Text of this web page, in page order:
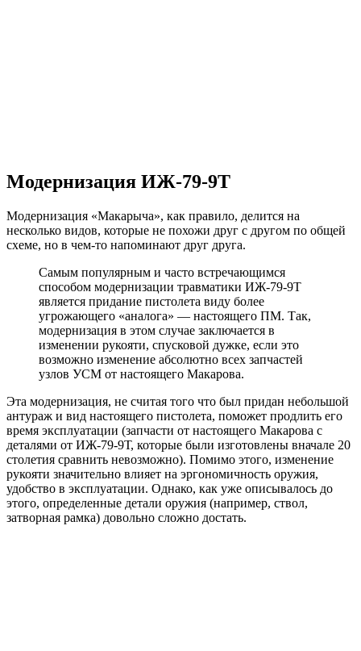
Модернизация ИЖ-79-9Т
Модернизация «Макарыча», как правило, делится на
несколько видов, которые не похожи друг с другом по общей
схеме, но в чем-то напоминают друг друга.
Самым популярным и часто встречающимся
способом модернизации травматики ИЖ-79-9Т
является придание пистолета виду более
угрожающего «аналога» — настоящего ПМ. Так,
модернизация в этом случае заключается в
изменении рукояти, спусковой дужке, если это
возможно изменение абсолютно всех запчастей
узлов УСМ от настоящего Макарова.
Эта модернизация, не считая того что был придан небольшой
антураж и вид настоящего пистолета, поможет продлить его
время эксплуатации (запчасти от настоящего Макарова с
деталями от ИЖ-79-9Т, которые были изготовлены вначале 20
столетия сравнить невозможно). Помимо этого, изменение
рукояти значительно влияет на эргономичность оружия,
удобство в эксплуатации. Однако, как уже описывалось до
этого, определенные детали оружия (например, ствол,
затворная рамка) довольно сложно достать.